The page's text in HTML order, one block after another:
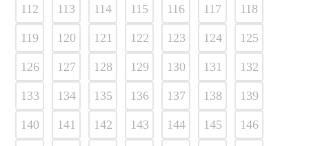
112 113 114 115 116 117 118
119 120 121 122 123 124 125
126 127 128 129 130 131 132
133 134 135 136 137 138 139
140 141 142 143 144 145 146